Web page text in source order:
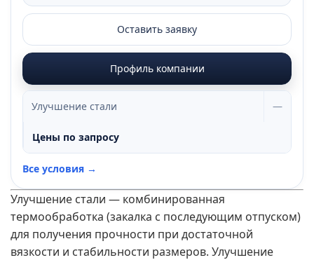
Оставить заявку
Профиль компании
Улучшение стали —
Цены по запросу
Все условия →
Улучшение стали — комбинированная
термообработка (закалка с последующим отпуском)
для получения прочности при достаточной
вязкости и стабильности размеров. Улучшение